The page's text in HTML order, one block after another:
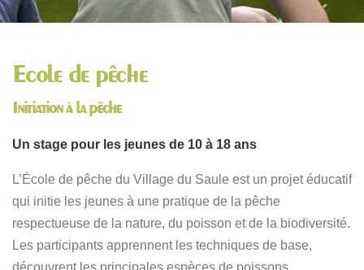
Ecole de pêche
Initiation à la pêche
Un stage pour les jeunes de 10 à 18 ans
L’École de pêche du Village du Saule est un projet éducatif
qui initie les jeunes à une pratique de la pêche
respectueuse de la nature, du poisson et de la biodiversité.
Les participants apprennent les techniques de base,
découvrent les principales espèces de poissons,